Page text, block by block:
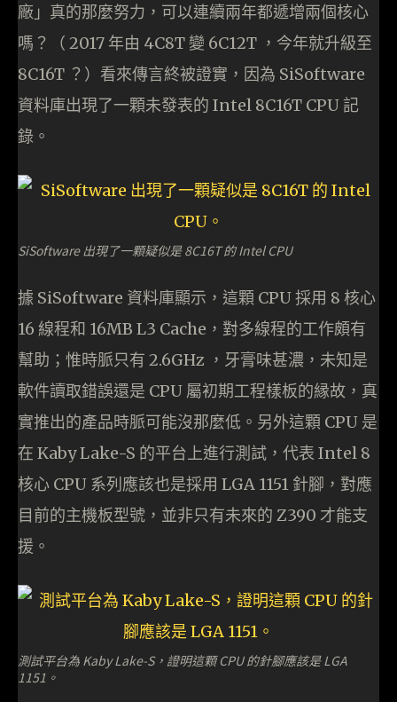
廠」真的那麼努力，可以連續兩年都遞增兩個核心
嗎？（ 2017 年由 4C8T 變 6C12T ，今年就升級至
8C16T ？）看來傳言終被證實，因為 SiSoftware
資料庫出現了一顆未發表的 Intel 8C16T CPU 記
錄。
SiSoftware 出現了一顆疑似是 8C16T 的 Intel CPU
據 SiSoftware 資料庫顯示，這顆 CPU 採用 8 核心
16 線程和 16MB L3 Cache，對多線程的工作頗有
幫助；惟時脈只有 2.6GHz ，牙膏味甚濃，未知是
軟件讀取錯誤還是 CPU 屬初期工程樣板的縁故，真
實推出的產品時脈可能沒那麼低。另外這顆 CPU 是
在 Kaby Lake-S 的平台上進行測試，代表 Intel 8
核心 CPU 系列應該也是採用 LGA 1151 針腳，對應
目前的主機板型號，並非只有未來的 Z390 才能支
援。
測試平台為 Kaby Lake-S，證明這顆 CPU 的針腳應該是 LGA
1151。